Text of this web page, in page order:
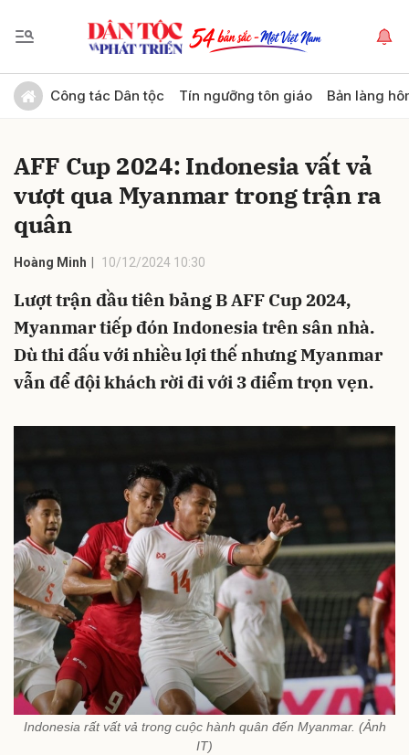
Công tác Dân tộc Tín ngưỡng tôn giáo Bản làng
AFF Cup 2024: Indonesia vất vả
vượt qua Myanmar trong trận ra
quân
Hoàng Minh 10/12/2024 10:30
Lượt trận đầu tiên bảng B AFF Cup 2024,
Myanmar tiếp đón Indonesia trên sân nhà.
Dù thi đấu với nhiều lợi thế nhưng Myanmar
vẫn để đội khách rời đi với 3 điểm trọn vẹn.
Indonesia rất vất vả trong cuộc hành quân đến Myanmar. (Ảnh
IT)
Gửi bình luận